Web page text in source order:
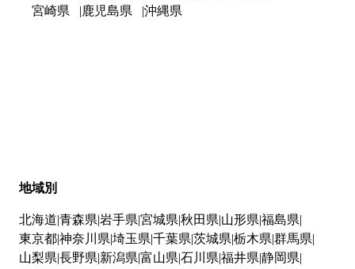
宮崎県
鹿児島県 沖縄県
地域別
北海道 青森県 岩手県 宮城県 秋田県 山形県 福島県
東京都神奈川県 埼玉県 千葉県 茨城県 栃木県 群馬県
山梨県 長野県 新潟県 富山県 石川県 福井県 静岡県